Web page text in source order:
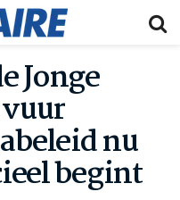
Jonge
nu
begint